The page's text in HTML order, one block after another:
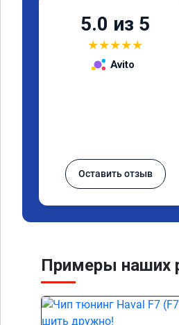
5.0 из 5
★★★★★
Avito
Оставить отзыв
Примеры наших